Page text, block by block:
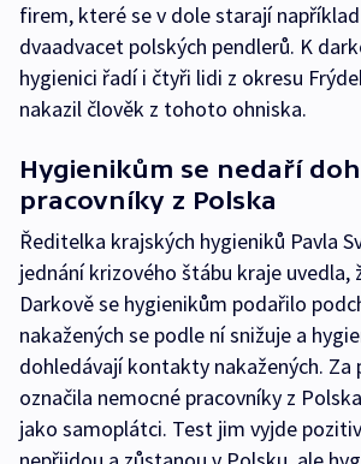
firem, které se v dole starají
dvaadvacet polských pendlerů. K
hygienici řadí i čtyři lidi z okresu
nakazil člověk z tohoto ohniska.
Hygienikům se nedaří
pracovníky z Polska
Ředitelka krajských hygieniků Pavla
jednání krizového štábu kraje uvedla,
Darkově se hygienikům podařilo
nakažených se podle ní snižuje a
dohledávají kontakty nakažených. Za
označila nemocné pracovníky z
jako samoplátci. Test jim vyjde